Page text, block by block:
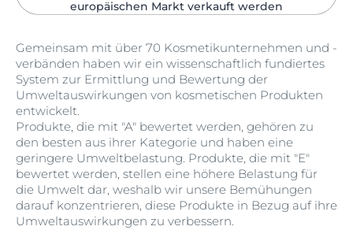
europäischen Markt verkauft werden​
Gemeinsam mit über 70 Kosmetikunternehmen und -
verbänden haben wir ein wissenschaftlich fundiertes
System zur Ermittlung und Bewertung der
Umweltauswirkungen von kosmetischen Produkten
entwickelt.
Produkte, die mit "A" bewertet werden, gehören zu
den besten aus ihrer Kategorie und haben eine
geringere Umweltbelastung. Produkte, die mit "E"
bewertet werden, stellen eine höhere Belastung für
die Umwelt dar, weshalb wir unsere Bemühungen
darauf konzentrieren, diese Produkte in Bezug auf ihre
Umweltauswirkungen zu verbessern.